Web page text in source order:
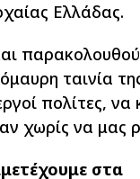
Ελλάδας.
ταινία
πολίτες, να
χωρίς να μας
στα